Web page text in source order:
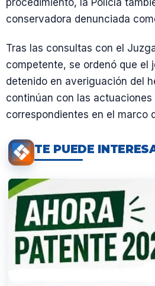
conservadora denunciada
Tras las consultas con el
competente, se ordenó que el
detenido en averiguación del
continúan con las actuaciones
correspondientes en el marco
TE PUEDE